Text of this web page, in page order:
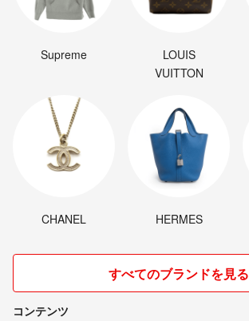
Supreme
LOUIS
VUITTON
CHANEL HERMES
すべてのブランドを見る
コンテンツ